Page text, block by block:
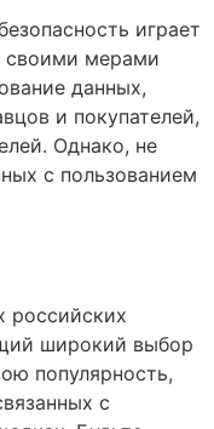
играет
своими мерами
данных,
и покупателей,
Однако, не
с пользованием
российских
широкий выбор
популярность,
с